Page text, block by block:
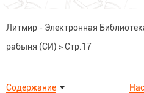
Литмир - Электронная
рабыня (СИ) >Стр.17
Содержание